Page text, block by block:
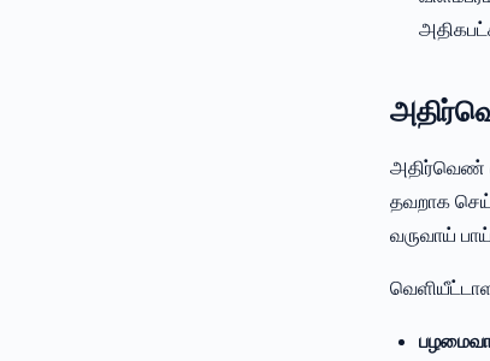
அதிர்வெண்
தவறாக
வருவாய்